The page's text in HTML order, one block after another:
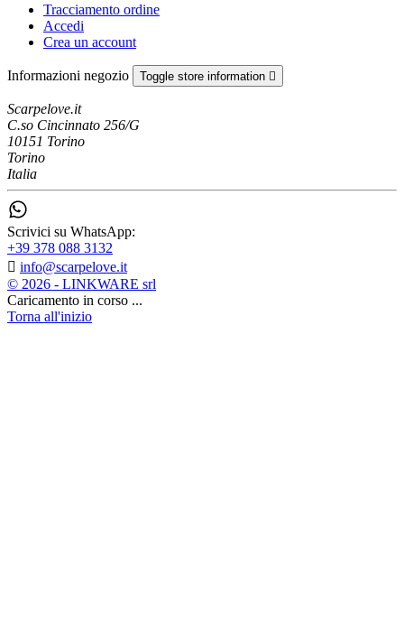
Tracciamento ordine
Accedi
Crea un account
Informazioni negozio Toggle store information 
Scarpelove.it
C.so Cincinnato 256/G
10151 Torino
Torino
Italia
Scrivici su WhatsApp:
+39 378 088 3132
 info@scarpelove.it
© 2026 - LINKWARE srl
Caricamento in corso ...
Torna all'inizio